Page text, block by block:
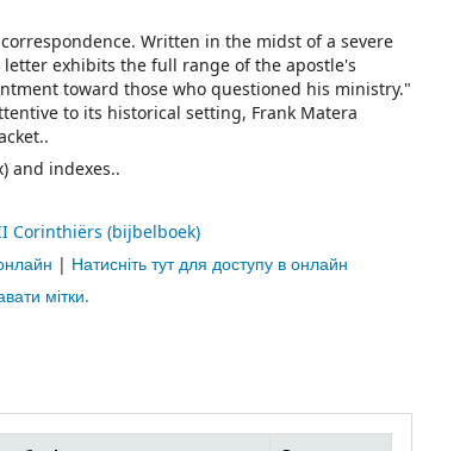
Written in the midst of a severe
exhibits the full range of the apostle's
toward those who questioned his ministry."
to its historical setting, Frank Matera
and indexes..
Corinthiërs (bijbelboek)
| Натисніть тут для доступу в онлайн
мітки.